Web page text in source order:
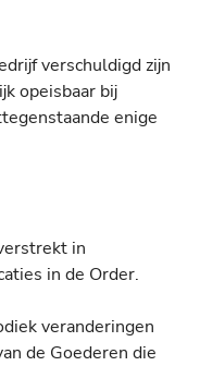
verschuldigd zijn
opeisbaar bij
enige
in
in de Order.
veranderingen
de Goederen die